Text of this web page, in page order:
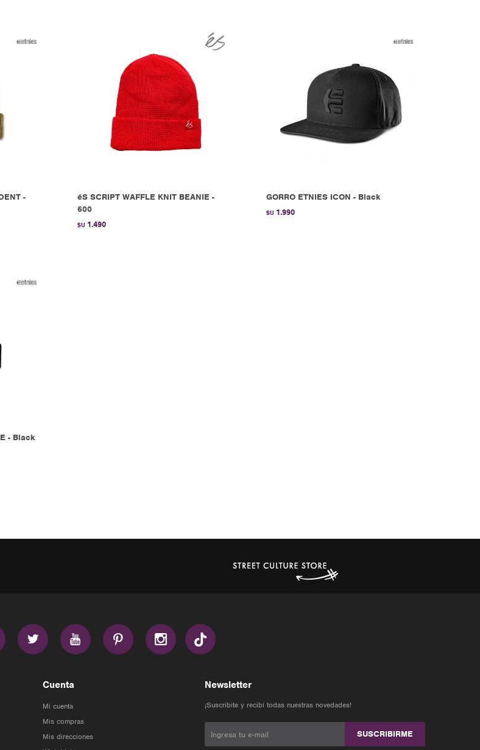
-
éS SCRIPT WAFFLE KNIT BEANIE -
600
$U 1.490
GORRO ETNIES ICON - Black
$U 1.990
- Black
   
Cuenta
Mi cuenta
Mis compras
Mis direcciones
Newsletter
¡Suscribite y recibí todas nuestras novedades!
SUSCRIBIRME